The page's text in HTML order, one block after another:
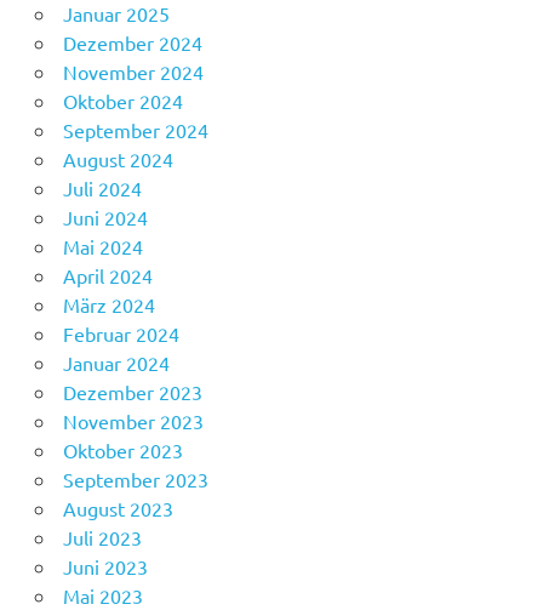
Januar 2025
Dezember 2024
November 2024
Oktober 2024
September 2024
August 2024
Juli 2024
Juni 2024
Mai 2024
April 2024
März 2024
Februar 2024
Januar 2024
Dezember 2023
November 2023
Oktober 2023
September 2023
August 2023
Juli 2023
Juni 2023
Mai 2023